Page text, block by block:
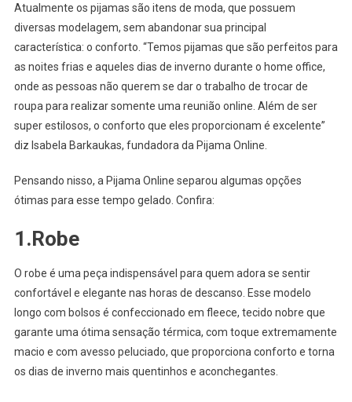
Atualmente os pijamas são itens de moda, que possuem
diversas modelagem, sem abandonar sua principal
característica: o conforto. “Temos pijamas que são perfeitos para
as noites frias e aqueles dias de inverno durante o home office,
onde as pessoas não querem se dar o trabalho de trocar de
roupa para realizar somente uma reunião online. Além de ser
super estilosos, o conforto que eles proporcionam é excelente”
diz Isabela Barkaukas, fundadora da Pijama Online.
Pensando nisso, a Pijama Online separou algumas opções
ótimas para esse tempo gelado. Confira:
1.Robe
O robe é uma peça indispensável para quem adora se sentir
confortável e elegante nas horas de descanso. Esse modelo
longo com bolsos é confeccionado em fleece, tecido nobre que
garante uma ótima sensação térmica, com toque extremamente
macio e com avesso peluciado, que proporciona conforto e torna
os dias de inverno mais quentinhos e aconchegantes.